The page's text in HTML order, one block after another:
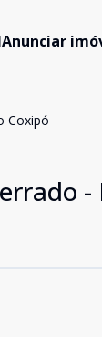
Anunciar
Coxipó
-